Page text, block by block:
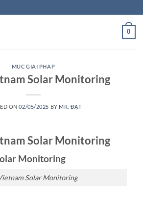
0
MUC GIAI PHAP
Solar Monitoring
ON02/05/2025 BY MR. ĐẠT
Solar Monitoring
Monitoring
Solar Monitoring